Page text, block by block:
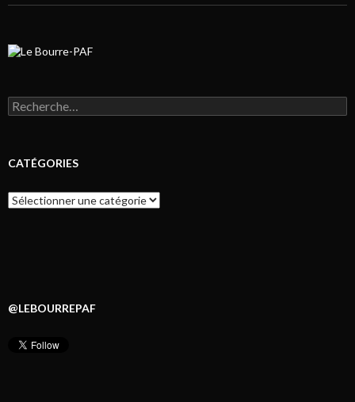
Rechercher :
CATÉGORIES
Catégories
@LEBOURREPAF